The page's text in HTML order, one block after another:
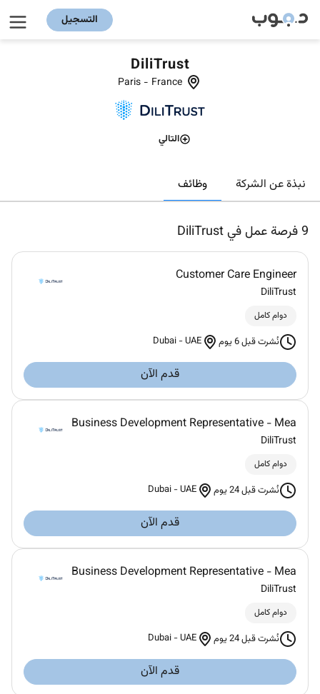
التسجيل
DiliTrust
Paris - France
التالي
نبذة عن الشركة وظائف
9 فرصة عمل في DiliTrust
Customer Care Engineer
DiliTrust
دوام كامل
نُشرت قبل 6 يوم Dubai -UAE
قدم الآن
Business Development Representative - Mea
DiliTrust
دوام كامل
نُشرت قبل 24 يوم Dubai -UAE
قدم الآن
Business Development Representative - Mea
DiliTrust
دوام كامل
نُشرت قبل 24 يوم Dubai -UAE
قدم الآن